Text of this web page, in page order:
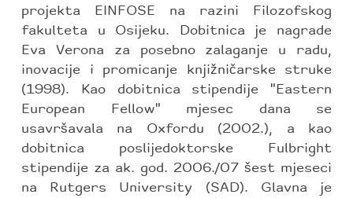
projekta EINFOSE na razini Filozofskog
fakulteta u Osijeku. Dobitnica je nagrade
Eva Verona za posebno zalaganje u radu,
inovacije i promicanje knjižničarske struke
(1998). Kao dobitnica stipendije "Eastern
European Fellow" mjesec dana se
usavršavala na Oxfordu (2002.), a kao
dobitnica poslijedoktorske Fulbright
stipendije za ak. god. 2006./07 šest mjeseci
na Rutgers University (SAD). Glavna je